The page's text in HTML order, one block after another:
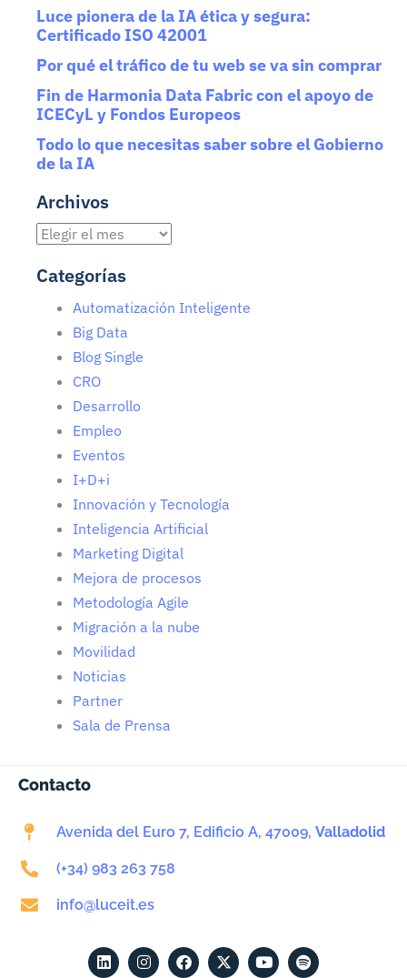
Luce pionera de la IA ética y segura:
Certificado ISO 42001
Por qué el tráfico de tu web se va sin comprar
Fin de Harmonia Data Fabric con el apoyo de
ICECyL y Fondos Europeos
Todo lo que necesitas saber sobre el Gobierno
de la IA
Archivos
Categorías
Automatización Inteligente
Big Data
Blog Single
CRO
Desarrollo
Empleo
Eventos
I+D+i
Innovación y Tecnología
Inteligencia Artificial
Marketing Digital
Mejora de procesos
Metodología Agile
Migración a la nube
Movilidad
Noticias
Partner
Sala de Prensa
Contacto
Avenida del Euro 7, Edificio A, 47009, Valladolid
(+34) 983 263 758
info@luceit.es